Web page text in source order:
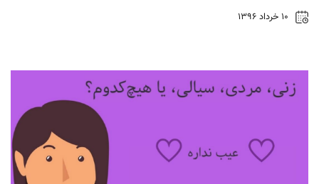
۱۰ خرداد ۱۳۹۶